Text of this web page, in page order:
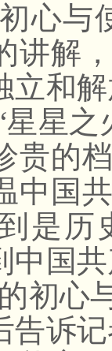
心与
讲解
立和
星
贵的
中国
是历
中国
初心
告诉